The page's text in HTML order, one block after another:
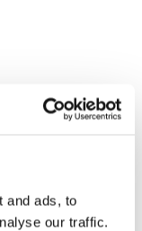
and ads, to
our traffic.